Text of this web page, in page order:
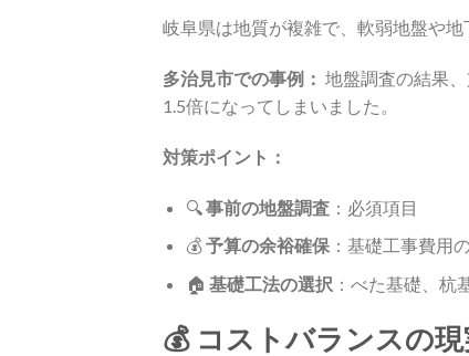
岐阜県は地質が複雑で、軟弱地盤や地
多治見市での事例： 地盤調査の結果
1.5倍になってしまいました。
対策ポイント：
🔍 事前の地盤調査：必須項目
💰予算の余裕確保：基礎工事費用
🏠 基礎工法の選択 ：べた基礎、杭
💰 コストバランスの